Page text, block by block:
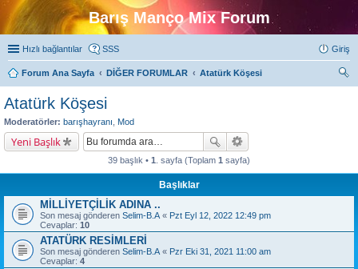
Barış Manço Mix Forum
Hızlı bağlantılar SSS Giriş
Forum Ana Sayfa DİĞER FORUMLAR
Atatürk Köşesi
Atatürk Köşesi
Moderatörler: barışhayranı Mod
Yeni Başlık
39 başlık • 1 . sayfa (Toplam 1 sayfa)
Başlıklar
MİLLİYETÇİLİK ADINA ..
Son mesaj gönderen Selim-B.A « Pzt Eyl 12, 2022 12:49 pm
Cevaplar: 10
ATATÜRK RESİMLERİ
Son mesaj gönderen Selim-B.A « Pzr Eki 31, 2021 11:00 am
Cevaplar: 4